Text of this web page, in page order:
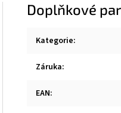
Doplňkové
Kategorie:
Záruka:
EAN: